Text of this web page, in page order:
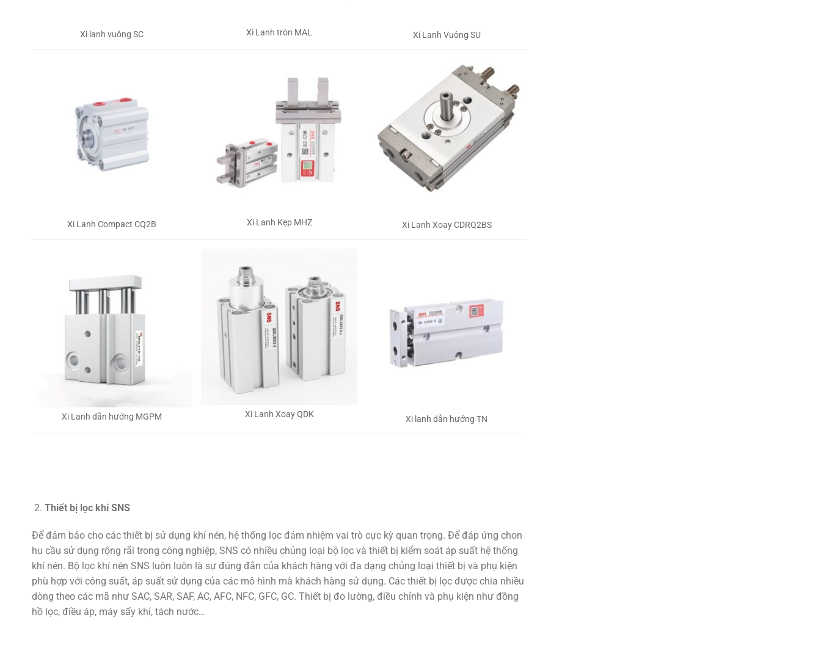
Xi lanh vuông SC Xi Lanh tròn MAL Xi Lanh Vuông SU
Xi Lanh Compact CQ2B Xi Lanh Kẹp MHZ Xi Lanh Xoay CDRQ2BS
Xi Lanh dẫn hướng MGPM Xi Lanh Xoay QDK Xi lanh dẫn hướng TN
Thiết bị lọc khí SNS
Để đảm bảo cho các thiết bị sử dụng khí nén, hệ thống lọc đảm nhiệm vai trò cực kỳ quan trọng. Để đáp ứng chon
hu cầu sử dụng rộng rãi trong công nghiệp, SNS có nhiều chủng loại bộ lọc và thiết bị kiểm soát áp suất hệ thống
khí nén. Bộ lọc khí nén SNS luôn luôn là sự đúng đắn của khách hàng với đa dạng chủng loại thiết bị và phụ kiện
phù hợp với công suất, áp suất sử dụng của các mô hình mà khách hàng sử dụng. Các thiết bị lọc được chia nhiều
dòng theo các mã như SAC, SAR, SAF, AC, AFC, NFC, GFC, GC. Thiết bị đo lường, điều chỉnh và phụ kiện như đồng
hồ lọc, điều áp, máy sấy khí, tách nước…